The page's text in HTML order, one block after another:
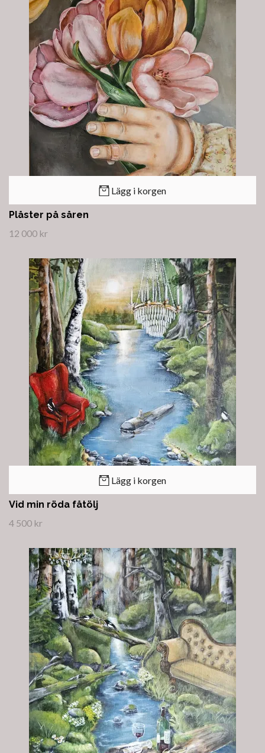
Lägg i korgen
Plåster på såren
12 000 kr
Lägg i korgen
Vid min röda fåtölj
4 500 kr